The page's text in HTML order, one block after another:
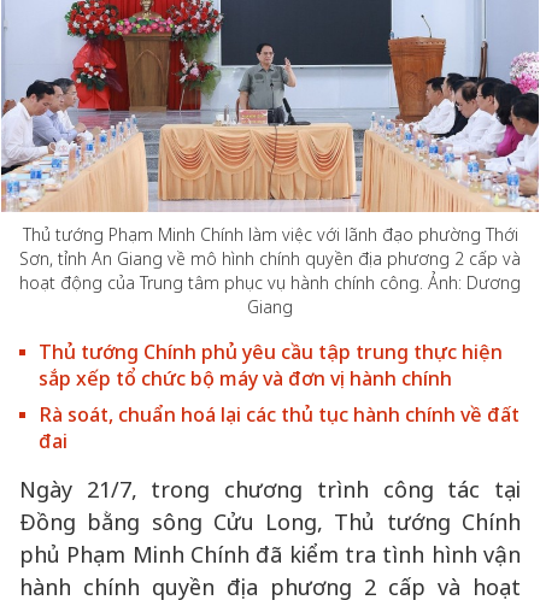
Thủ tướng Phạm Minh Chính làm việc với lãnh đạo phường Thới
Sơn, tỉnh An Giang về mô hình chính quyền địa phương 2 cấp và
hoạt động của Trung tâm phục vụ hành chính công. Ảnh: Dương
Giang
Thủ tướng Chính phủ yêu cầu tập trung thực hiện
sắp xếp tổ chức bộ máy và đơn vị hành chính
Rà soát, chuẩn hoá lại các thủ tục hành chính về đất
đai
Ngày 21/7, trong chương trình công tác tại
Đồng bằng sông Cửu Long, Thủ tướng Chính
phủ Phạm Minh Chính đã kiểm tra tình hình vận
hành chính quyền địa phương 2 cấp và hoạt